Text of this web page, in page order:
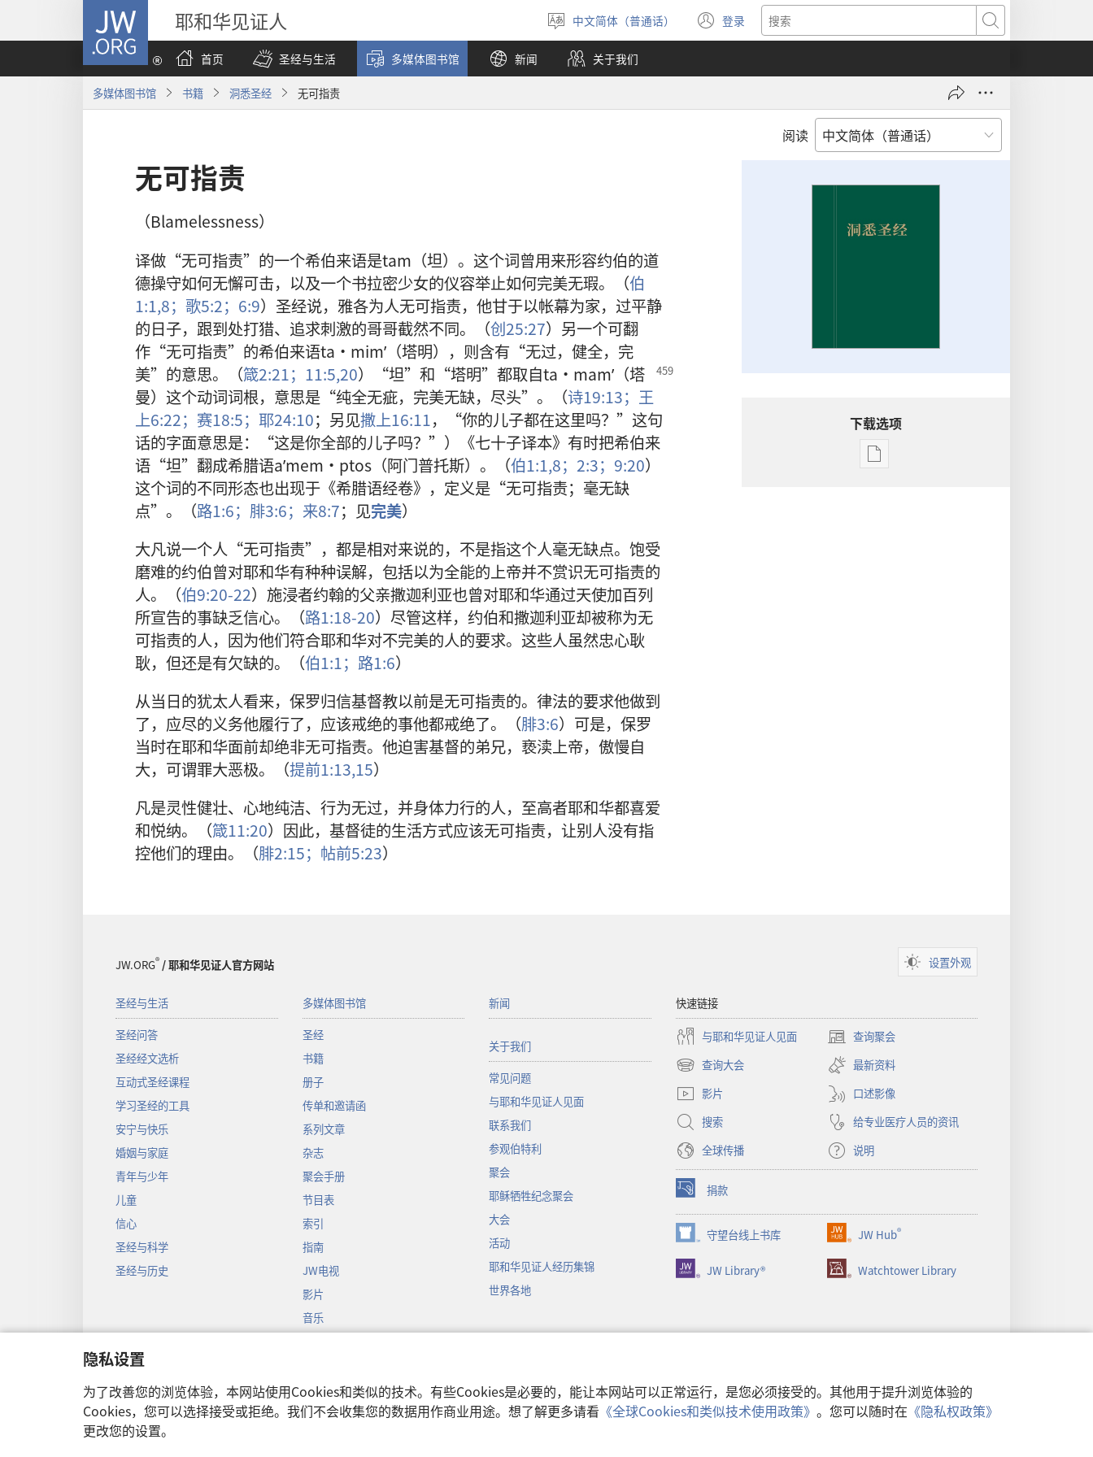
隐私设置
为了改善您的浏览体验，本网站使用Cookies和类似的技术。有些Cookies是必要的，能让本网站可以正常运行，是您必须接受的。其他用于提升浏览体验的
Cookies，您可以选择接受或拒绝。我们不会收集您的数据用作商业用途。想了解更多请看 《全球Cookies和类似技术使用政策》 。您可以随时在 《隐私权政策》
更改您的设置。
JW.ORG 耶和华见证人
选
择
语
言
中文简体（普通话） 登录
（打
开
窗
搜
索
首页
圣经与生活 多媒体图书馆 新闻 关于我们
多媒体图书馆 书籍 洞悉圣经 无可指责
阅读
无可指责
（Blamelessness）
译做“无可指责”的一个希伯来语是tam（坦）。这个词曾用来形容约伯的道
德操守如何无懈可击，以及一个书拉密少女的仪容举止如何完美无瑕。（伯
1:1,8； 歌5:2； 6:9）圣经说，雅各为人无可指责，他甘于以帐幕为家，过平静
的日子，跟到处打猎、追求刺激的哥哥截然不同。（创25:27）另一个可翻
作“无可指责”的希伯来语ta·mimʹ（塔明），则含有“无过，健全，完
美”的意思。（箴2:21； 11:5,20）“坦”和“塔明” 都取自ta·mamʹ（塔
曼）这个动词词根，意思是“纯全无疵，完美无缺，尽头”。（诗19:13； 王
上6:22； 赛18:5； 耶24:10；另见撒上16:11，“你的儿子都在这里吗？”这句
话的字面意思是：“这是你全部的儿子吗？”）《七十子译本》有时把希伯来
语“坦”翻成希腊语aʹmem·ptos（阿门普托斯）。（伯1:1,8； 2:3； 9:20）
这个词的不同形态也出现于《希腊语经卷》，定义是“无可指责；毫无缺
点”。（路1:6； 腓3:6； 来8:7；见完美）
大凡说一个人“无可指责”，都是相对来说的，不是指这个人毫无缺点。饱受
磨难的约伯曾对耶和华有种种误解，包括以为全能的上帝并不赏识无可指责的
人。（伯9:20-22）施浸者约翰的父亲撒迦利亚也曾对耶和华通过天使加百列
所宣告的事缺乏信心。（路1:18-20）尽管这样，约伯和撒迦利亚却被称为无
可指责的人，因为他们符合耶和华对不完美的人的要求。这些人虽然忠心耿
耿，但还是有欠缺的。（伯1:1； 路1:6）
从当日的犹太人看来，保罗归信基督教以前是无可指责的。律法的要求他做到
了，应尽的义务他履行了，应该戒绝的事他都戒绝了。（腓3:6）可是，保罗
当时在耶和华面前却绝非无可指责。他迫害基督的弟兄，亵渎上帝，傲慢自
大，可谓罪大恶极。（提前1:13,15）
凡是灵性健壮、心地纯洁、行为无过，并身体力行的人，至高者耶和华都喜爱
和悦纳。（箴11:20）因此，基督徒的生活方式应该无可指责，让别人没有指
控他们的理由。（腓2:15； 帖前5:23）
下载选项
出
JW.ORG® / 耶和华见证人官方网站 设置外观
圣经与生活
圣经问答
圣经经文选析
互动式圣经课程
学习圣经的工具
安宁与快乐
婚姻与家庭
青年与少年
儿童
信心
圣经与科学
圣经与历史
多媒体图书馆
圣经
书籍
册子
传单和邀请函
系列文章
杂志
聚会手册
节目表
索引
指南
JW电视
影片
音乐
新闻
关于我们
常见问题
与耶和华见证人见面
联系我们
参观伯特利
聚会
耶稣牺牲纪念聚会
大会
活动
耶和华见证人经历集锦
世界各地
快速链接
与耶和华见证人见面 查询聚会
（打
开
新
窗
口）
查询大会
（打
开
新
窗
口）
最新资料
影片
口述影像
搜索
给专业医疗人员的资讯
全球传播
说明
捐款
（打
开
新
窗
口）
守望台线上书库
（打
开
新
JW Hub®
（打
开
新
JW Library® Watchtower Library